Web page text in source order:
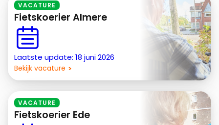
VACATURE
Fietskoerier Almere
Laatste update: 18 juni 2026
Bekijk vacature
VACATURE
Fietskoerier Ede